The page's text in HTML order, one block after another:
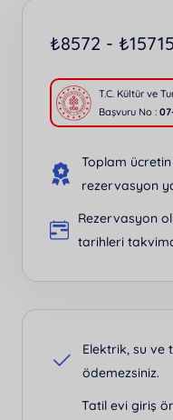
₺8572 - ₺15715
T.C. Kültür ve
Başvuru No :
Toplam
rezervasyon
Rezervasyon
tarihleri
Elektrik, su ve
ödemezsiniz.
Tatil evi giriş